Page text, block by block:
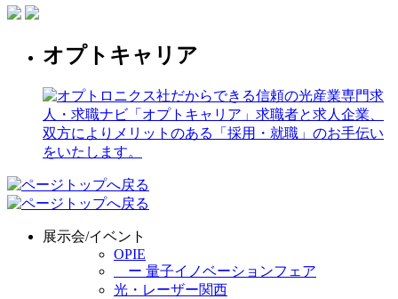
オプトキャリア
展示会/イベント
OPIE
ー 量子イノベーションフェア
光・レーザー関西